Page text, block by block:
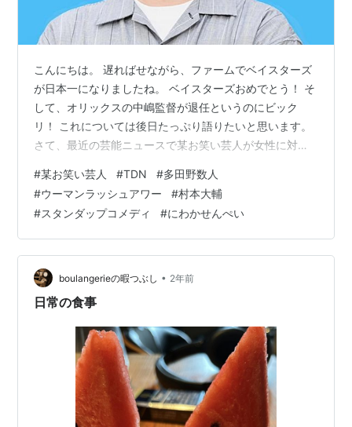
こんにちは。 遅ればせながら、ファームでベイスターズ
が日本一になりましたね。 ベイスターズおめでとう！ そ
して、オリックスの中嶋監督が退任というのにビック
リ！ これについては後日たっぷり語りたいと思います。
さて、最近の芸能ニュースで某お笑い芸人が女性に対す
ループも脱退したというニュースがありましたね。 元お
笑いグループJの某芸人
#某お笑い芸人 #TDN #多田野数人
#ウーマンラッシュアワー #村本大輔
#スタンダップコメディ #にわかせんぺい
boulangerieの暇つぶし • 2年前
日常の食事